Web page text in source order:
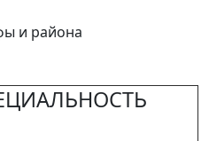
и района